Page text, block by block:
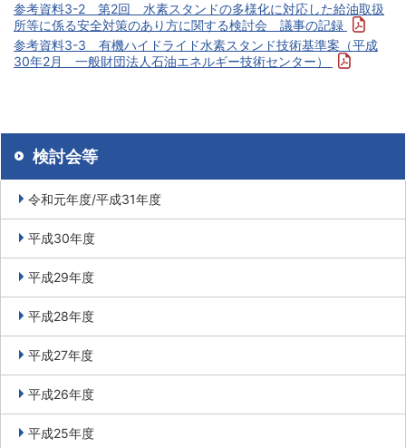
参考資料3-2 第2回 水素スタンドの多様化に対応した給油取扱
所等に係る安全対策のあり方に関する検討会 議事の記録
参考資料3-3 有機ハイドライド水素スタンド技術基準案（平成
30年2月 一般財団法人石油エネルギー技術センター）
検討会等
令和元年度/平成31年度
平成30年度
平成29年度
平成28年度
平成27年度
平成26年度
平成25年度